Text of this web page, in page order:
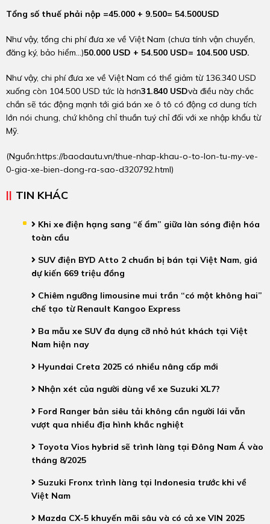
Tổng số thuế phải nộp =45.000 + 9.500= 54.500USD
Như vậy, tổng chi phí đưa xe về Việt Nam (chưa tính vận chuyển,
đăng ký, bảo hiểm…)50.000 USD + 54.500 USD= 104.500 USD.
Như vậy, chi phí đưa xe về Việt Nam có thể giảm từ 136.340 USD
xuống còn 104.500 USD tức là hơn31.840 USDvà điều này chắc
chắn sẽ tác động mạnh tới giá bán xe ô tô có động cơ dung tích
lớn nói chung, chứ không chỉ thuần tuý chỉ đối với xe nhập khẩu từ
Mỹ.
(Nguồn:https://baodautu.vn/thue-nhap-khau-o-to-lon-tu-my-ve-
0-gia-xe-bien-dong-ra-sao-d320792.html)
TIN KHÁC
Khi xe điện hạng sang “ế ẩm” giữa làn sóng điện hóa
toàn cầu
SUV điện BYD Atto 2 chuẩn bị bán tại Việt Nam, giá
dự kiến 669 triệu đồng
Chiêm ngưỡng limousine mui trần “có một không hai”
chế tạo từ Renault Kangoo Express
Ba mẫu xe SUV đa dụng cỡ nhỏ hút khách tại Việt
Nam hiện nay
Hyundai Creta 2025 có nhiều nâng cấp mới
Nhận xét của người dùng về xe Suzuki XL7?
Ford Ranger bản siêu tải không cần người lái vẫn
vượt qua nhiều địa hình khắc nghiệt
Toyota Vios hybrid sẽ trình làng tại Đông Nam Á vào
tháng 8/2025
Suzuki Fronx trình làng tại Indonesia trước khi về
Việt Nam
Mazda CX-5 khuyến mãi sâu và có cả xe VIN 2025